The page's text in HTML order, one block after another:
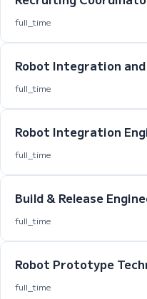
full_time
Robot Integration
full_time
Robot Integration
full_time
Build & Release
full_time
Robot Prototype
full_time